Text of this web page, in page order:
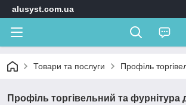
alusyst.com.ua
Товари та послуги Профіль
Профіль торгівельний та фурнітура